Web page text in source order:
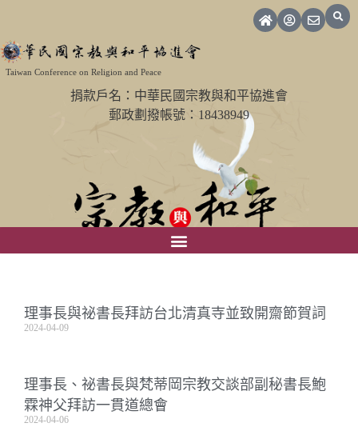
Taiwan Conference on Religion and Peace
捐款戶名：中華民國宗教與和平協進會
郵政劃撥帳號：18438949
理事長與祕書長拜訪台北清真寺並致開齋節賀詞
2024-04-09
理事長、祕書長與梵蒂岡宗教交談部副秘書長鮑
霖神父拜訪一貫道總會
2024-04-06